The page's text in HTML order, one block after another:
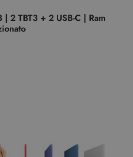
2 TBT3 + 2 USB-C | Ram